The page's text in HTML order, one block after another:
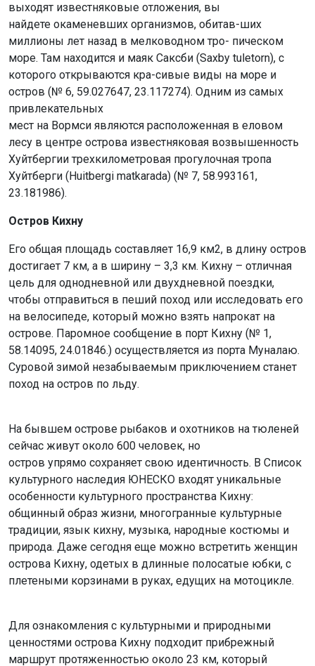
выходят известняковые отложения, вы
найдете окаменевших организмов, обитав-ших
миллионы лет назад в мелководном тро- пическом
море. Там находится и маяк Саксби (Saxby tuletorn), с
которого открываются кра-сивые виды на море и
остров (№ 6, 59.027647, 23.117274). Одним из самых
привлекательных
мест на Вормси являются расположенная в еловом
лесу в центре острова известняковая возвышенность
Хуйтбергии трехкилометровая прогулочная тропа
Хуйтберги (Huitbergi matkarada) (№ 7, 58.993161,
23.181986).
Остров Кихну
Его общая площадь составляет 16,9 км2, в длину остров
достигает 7 км, а в ширину – 3,3 км. Кихну – отличная
цель для однодневной или двухдневной поездки,
чтобы отправиться в пеший поход или исследовать его
на велосипеде, который можно взять напрокат на
острове. Паромное сообщение в порт Кихну (№ 1,
58.14095, 24.01846.) осуществляется из порта Муналаю.
Суровой зимой незабываемым приключением станет
поход на остров по льду.
На бывшем острове рыбаков и охотников на тюленей
сейчас живут около 600 человек, но
остров упрямо сохраняет свою идентичность. В Список
культурного наследия ЮНЕСКО входят уникальные
особенности культурного пространства Кихну:
общинный образ жизни, многогранные культурные
традиции, язык кихну, музыка, народные костюмы и
природа. Даже сегодня еще можно встретить женщин
острова Кихну, одетых в длинные полосатые юбки, с
плетеными корзинами в руках, едущих на мотоцикле.
Для ознакомления с культурными и природными
ценностями острова Кихну подходит прибрежный
маршрут протяженностью около 23 км, который